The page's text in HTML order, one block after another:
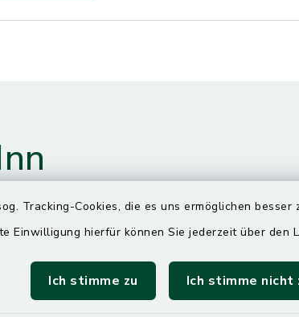
Tracking-Cookies, die es uns ermöglichen
Einwilligung hierfür können Sie jederzeit über den
Ich stimme zu Ich stimme nicht
Uhr